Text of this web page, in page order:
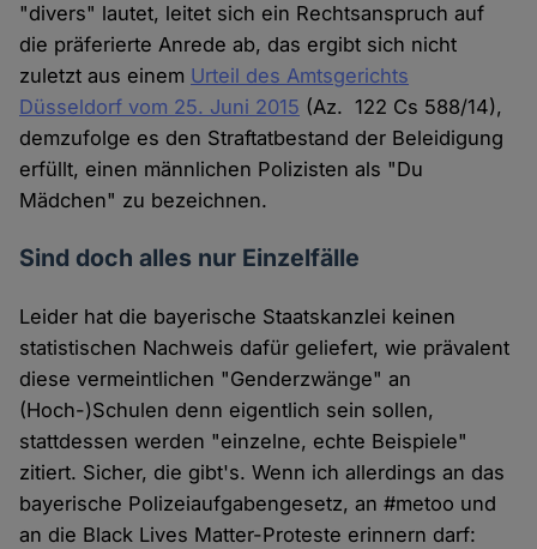
"divers" lautet, leitet sich ein Rechtsanspruch auf
die präferierte Anrede ab, das ergibt sich nicht
zuletzt aus einem Urteil des Amtsgerichts
Düsseldorf vom 25. Juni 2015 (Az. 122 Cs 588/14),
demzufolge es den Straftatbestand der Beleidigung
erfüllt, einen männlichen Polizisten als "Du
Mädchen" zu bezeichnen.
Sind doch alles nur Einzelfälle
Leider hat die bayerische Staatskanzlei keinen
statistischen Nachweis dafür geliefert, wie prävalent
diese vermeintlichen "Genderzwänge" an
(Hoch-)Schulen denn eigentlich sein sollen,
stattdessen werden "einzelne, echte Beispiele"
zitiert. Sicher, die gibt's. Wenn ich allerdings an das
bayerische Polizeiaufgabengesetz, an #metoo und
an die Black Lives Matter-Proteste erinnern darf: